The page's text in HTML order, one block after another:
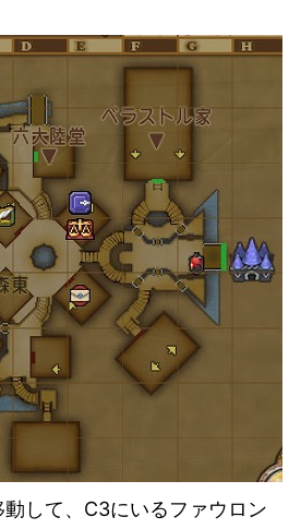
して、C3にいるファウロン